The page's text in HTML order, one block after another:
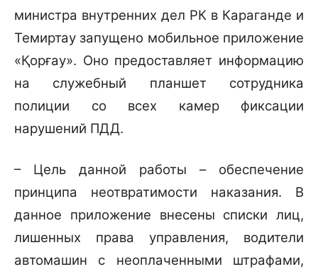
министра внутренних дел РК в Караганде и
Темиртау запущено мобильное приложение
«Қорғау». Оно предоставляет информацию
на служебный планшет сотрудника
полиции со всех камер фиксации
нарушений ПДД.
– Цель данной работы – обеспечение
принципа неотвратимости наказания. В
данное приложение внесены списки лиц,
лишенных права управления, водители
автомашин с неоплаченными штрафами,